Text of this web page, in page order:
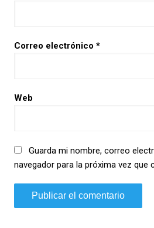
Correo electrónico *
Web
Guarda mi nombre, correo
navegador para la próxima vez que